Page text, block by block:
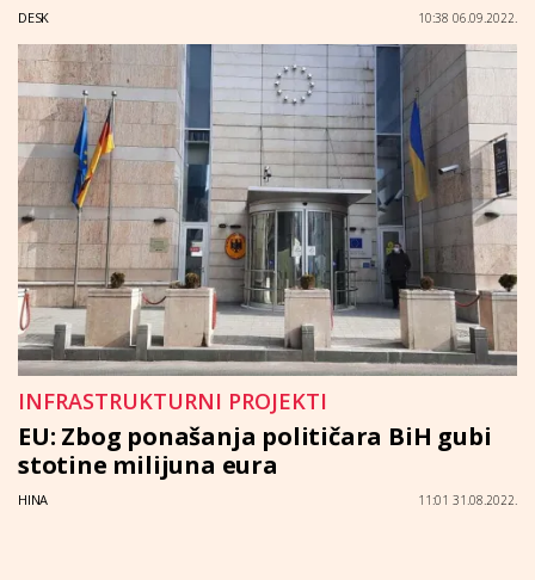
DESK 10:38 06.09.2022.
INFRASTRUKTURNI PROJEKTI
EU: Zbog ponašanja političara BiH gubi
stotine milijuna eura
HINA 11:01 31.08.2022.